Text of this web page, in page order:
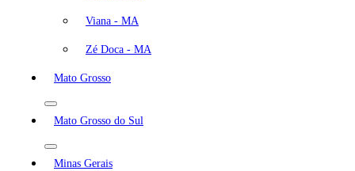
Viana - MA
Zé Doca - MA
Mato Grosso
Mato Grosso do Sul
Minas Gerais